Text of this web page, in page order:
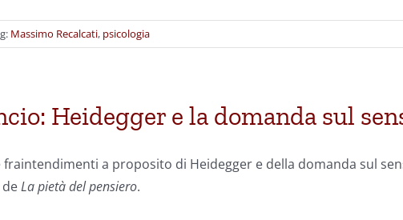
Massimo Recalcati, psicologia
Heidegger e la domanda sul
a proposito di Heidegger e della domanda sul
La pietà del pensiero.